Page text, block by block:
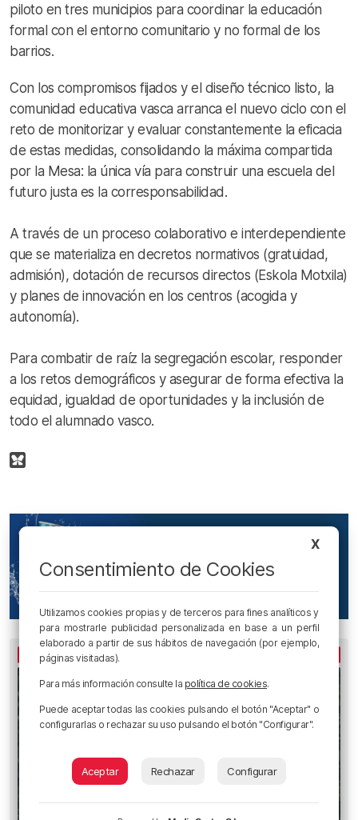
piloto en tres municipios para coordinar la educación
formal con el entorno comunitario y no formal de los
barrios.
Con los compromisos fijados y el diseño técnico listo, la
comunidad educativa vasca arranca el nuevo ciclo con el
reto de monitorizar y evaluar constantemente la eficacia
de estas medidas, consolidando la máxima compartida
por la Mesa: la única vía para construir una escuela del
futuro justa es la corresponsabilidad.
A través de un proceso colaborativo e interdependiente
que se materializa en decretos normativos (gratuidad,
admisión), dotación de recursos directos (Eskola Motxila)
y planes de innovación en los centros (acogida y
autonomía).
Para combatir de raíz la segregación escolar, responder
a los retos demográficos y asegurar de forma efectiva la
equidad, igualdad de oportunidades y la inclusión de
todo el alumnado vasco.
X
Consentimiento de Cookies
Utilizamos cookies propias y de terceros para fines analíticos y
para mostrarle publicidad personalizada en base a un perfil
elaborado a partir de sus hábitos de navegación (por ejemplo,
páginas visitadas).
Para más información consulte la política de cookies.
Puede aceptar todas las cookies pulsando el botón "Aceptar" o
configurarlas o rechazar su uso pulsando el botón "Configurar".
Aceptar Rechazar Configurar